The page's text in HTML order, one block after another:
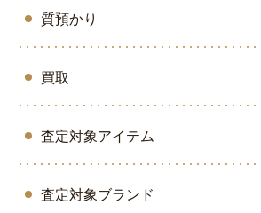
質預かり
買取
査定対象アイテム
査定対象ブランド